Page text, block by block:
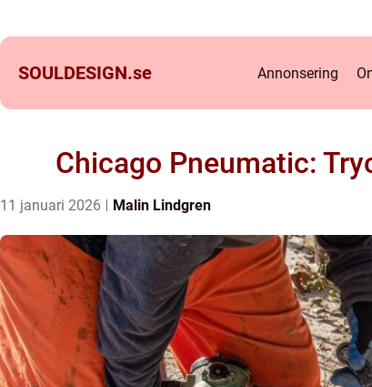
SOULDESIGN.se Annonsering
Chicago Pneumatic:
11 januari 2026 Malin Lindgren